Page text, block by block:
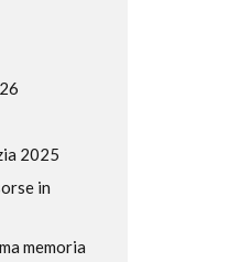
2025
in
memoria